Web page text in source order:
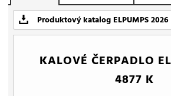
Produktový katalog ELPUMPS 2026
KALOVÉ ČERPADLO
4877 K